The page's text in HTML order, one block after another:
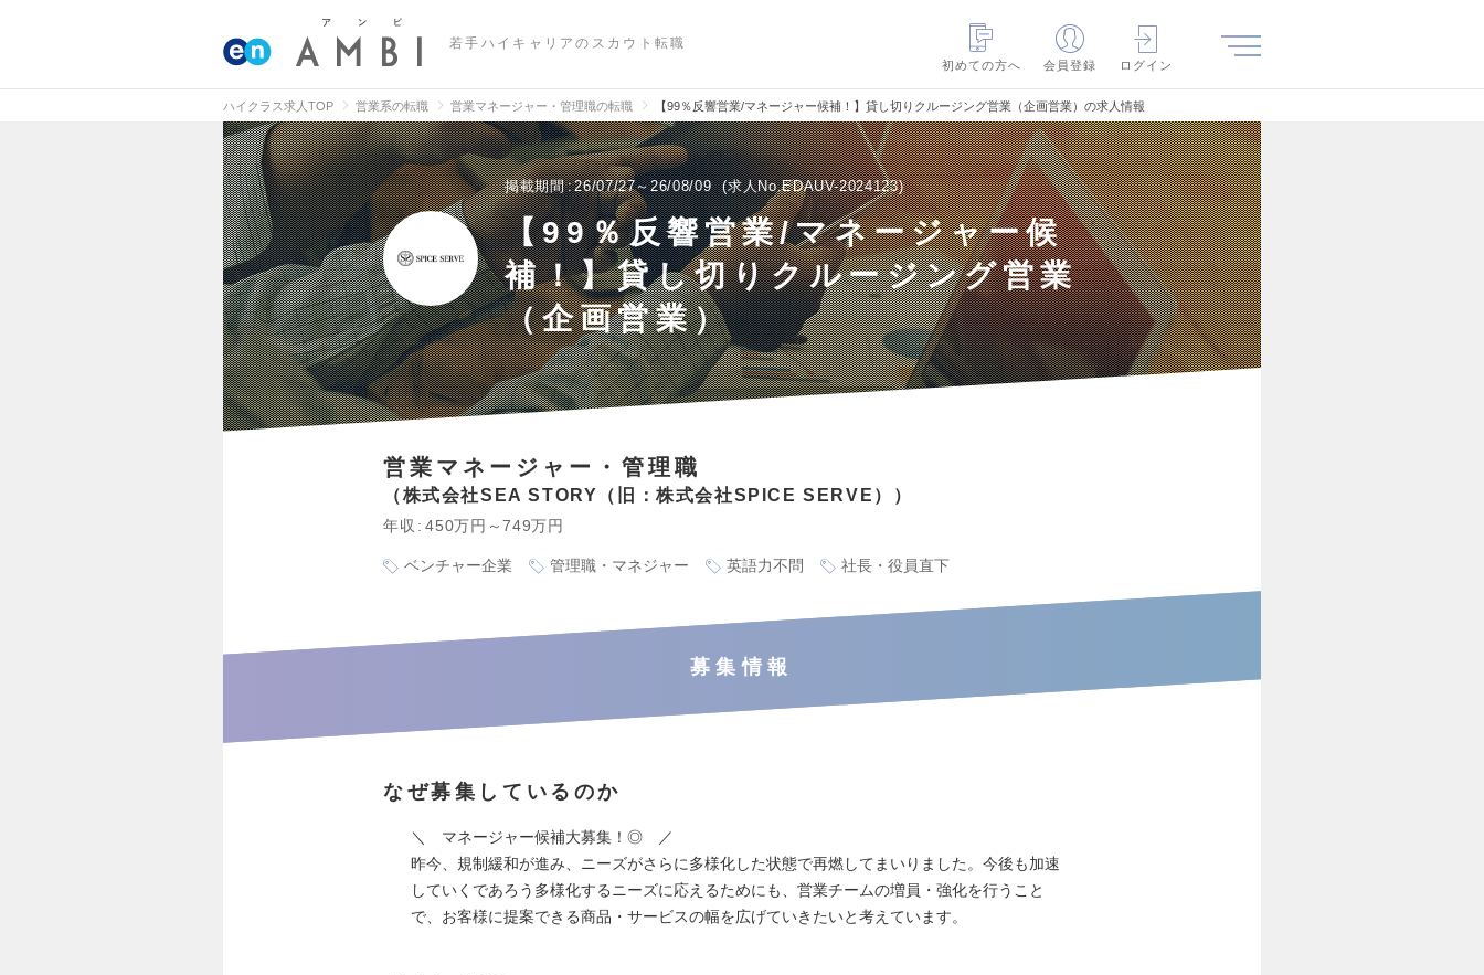
若手ハイキャリアのスカウト転職
初めての方へ
会員登録 ログイン
ハイクラス求人TOP 営業系の転職 営業マネージャー・管理職の転職 【99％反響営業/マネージャー候補！】貸し切りクルージング営業（企画営業）の求人情報
掲載期間 26/07/27～26/08/09 求人No.EDAUV-2024123
【99％反響営業/マネージャー候
補！】貸し切りクルージング営業
（企画営業）
営業マネージャー・管理職
株式会社SEA STORY（旧：株式会社SPICE SERVE）
年収 450万円～749万円
ベンチャー企業 管理職・マネジャー 英語力不問 社長・役員直下
募集情報
なぜ募集しているのか
＼ マネージャー候補大募集！◎ ／
昨今、規制緩和が進み、ニーズがさらに多様化した状態で再燃してまいりました。今後も加速
していくであろう多様化するニーズに応えるためにも、営業チームの増員・強化を行うこと
で、お客様に提案できる商品・サービスの幅を広げていきたいと考えています。